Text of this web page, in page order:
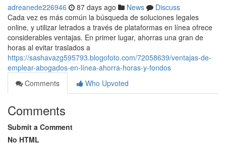
adreanede226946 87 days ago News
Discuss
Cada vez es más común la búsqueda de soluciones legales
online, y utilizar letrados a través de plataformas en línea ofrece
considerables ventajas. En primer lugar, ahorras una gran de
horas al evitar traslados a
https://sashavazg595793.blogofoto.com/72058639/ventajas-de-
emplear-abogados-en-línea-ahorra-horas-y-fondos
Comments
Who Upvoted
Comments
Submit a Comment
No HTML